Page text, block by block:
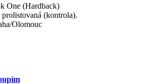
One (Hardback)
(kontrola).
Olomouc